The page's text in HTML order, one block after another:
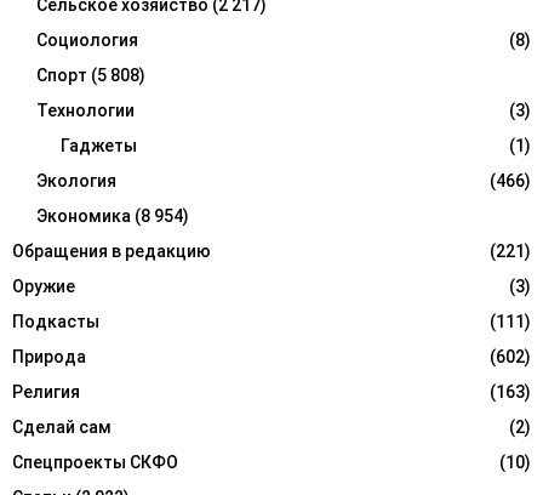
Сельское хозяйство (2 217)
Социология
(8)
Спорт (5 808)
Технологии
(3)
Гаджеты
(1)
Экология
(466)
Экономика (8 954)
Обращения в редакцию
(221)
Оружие
(3)
Подкасты
(111)
Природа
(602)
Религия
(163)
Сделай сам
(2)
Спецпроекты СКФО
(10)